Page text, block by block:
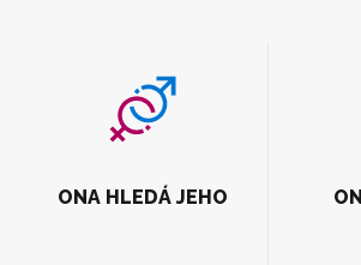
ONA HLEDÁ JEHO